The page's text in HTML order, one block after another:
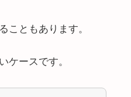
こともあります。
ケースです。